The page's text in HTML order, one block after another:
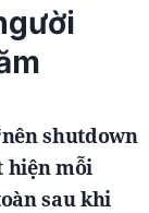
shutdown
hiện mỗi
sau khi